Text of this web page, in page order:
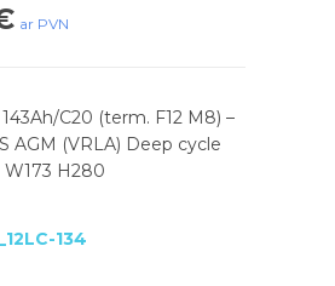
ar PVN
143Ah/C20 (term. F12 M8) –
AGM (VRLA) Deep cycle
H280
134